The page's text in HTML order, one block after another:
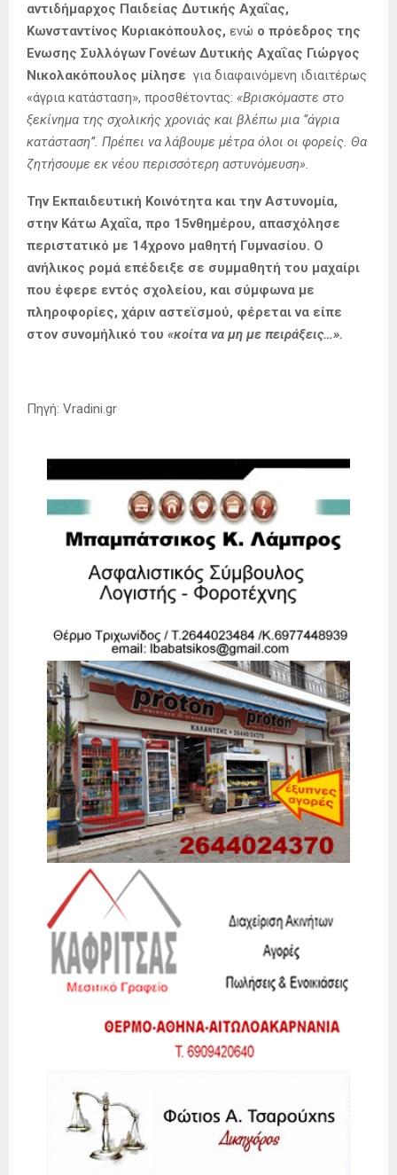
αντιδήμαρχος Παιδείας Δυτικής Αχαΐας,
Κωνσταντίνος Κυριακόπουλος, ενώ ο πρόεδρος της
Ενωσης Συλλόγων Γονέων Δυτικής Αχαΐας Γιώργος
Νικολακόπουλος μίλησε για διαφαινόμενη ιδιαιτέρως
«άγρια κατάσταση», προσθέτοντας: «Βρισκόμαστε στο
ξεκίνημα της σχολικής χρονιάς και βλέπω μια ‘’άγρια
κατάσταση’’. Πρέπει να λάβουμε μέτρα όλοι οι φορείς. Θα
ζητήσουμε εκ νέου περισσότερη αστυνόμευση».
Την Εκπαιδευτική Κοινότητα και την Αστυνομία,
στην Κάτω Αχαΐα, προ 15νθημέρου, απασχόλησε
περιστατικό με 14χρονο μαθητή Γυμνασίου. Ο
ανήλικος ρομά επέδειξε σε συμμαθητή του μαχαίρι
που έφερε εντός σχολείου, και σύμφωνα με
πληροφορίες, χάριν αστεϊσμού, φέρεται να είπε
στον συνομήλικό του «κοίτα να μη με πειράξεις…».
Πηγή: Vradini.gr